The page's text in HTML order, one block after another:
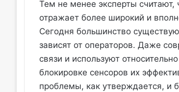
Тем не менее эксперты считают,
отражает более широкий и
Сегодня большинство
зависят от операторов. Даже
связи и используют
блокировке сенсоров их
проблемы, как утверждается, и